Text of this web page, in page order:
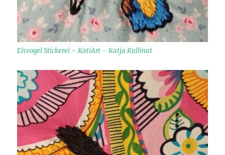
Eisvogel Stickerei – KatiArt – Katja Kullinat